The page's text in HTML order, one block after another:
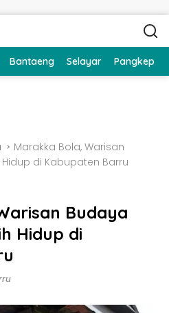
Bantaeng Selayar Pangkep
Marakka Bola, Warisan
di Kabupaten Barru
Budaya
Hidup di